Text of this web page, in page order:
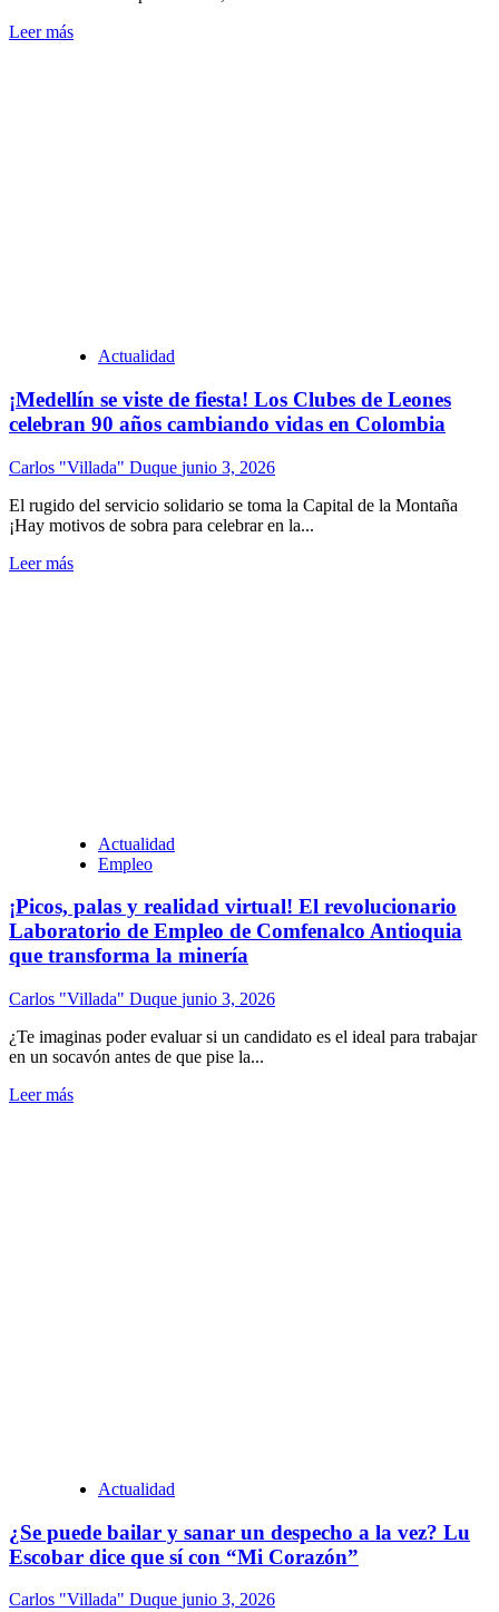
Leer más
Actualidad
¡Medellín se viste de fiesta! Los Clubes de Leones
celebran 90 años cambiando vidas en Colombia
Carlos "Villada" Duque junio 3, 2026
El rugido del servicio solidario se toma la Capital de la Montaña
¡Hay motivos de sobra para celebrar en la...
Leer más
Actualidad
Empleo
¡Picos, palas y realidad virtual! El revolucionario
Laboratorio de Empleo de Comfenalco Antioquia
que transforma la minería
Carlos "Villada" Duque junio 3, 2026
¿Te imaginas poder evaluar si un candidato es el ideal para trabajar
en un socavón antes de que pise la...
Leer más
Actualidad
¿Se puede bailar y sanar un despecho a la vez? Lu
Escobar dice que sí con “Mi Corazón”
Carlos "Villada" Duque junio 3, 2026